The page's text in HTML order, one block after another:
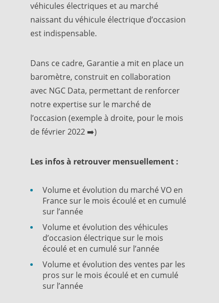
véhicules électriques et au marché
naissant du véhicule électrique d’occasion
est indispensable.
Dans ce cadre, Garantie a mit en place un
baromètre, construit en collaboration
avec NGC Data, permettant de renforcer
notre expertise sur le marché de
l’occasion (exemple à droite, pour le mois
de février 2022 ➡️)
Les infos à retrouver mensuellement :
Volume et évolution du marché VO en
France sur le mois écoulé et en cumulé
sur l’année
Volume et évolution des véhicules
d’occasion électrique sur le mois
écoulé et en cumulé sur l’année
Volume et évolution des ventes par les
pros sur le mois écoulé et en cumulé
sur l’année